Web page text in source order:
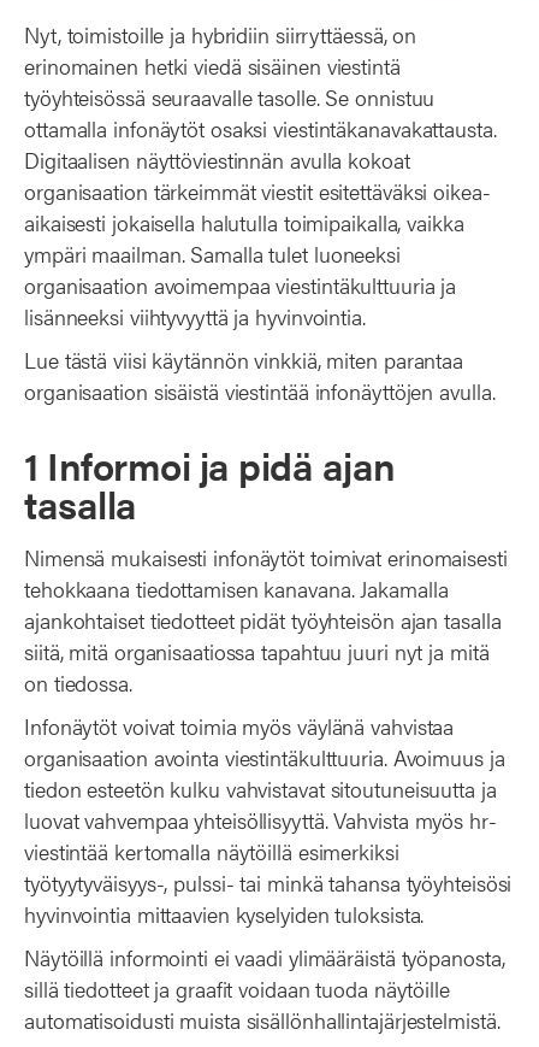
Nyt, toimistoille ja hybridiin siirryttäessä, on
erinomainen hetki viedä sisäinen viestintä
työyhteisössä seuraavalle tasolle. Se onnistuu
ottamalla infonäytöt osaksi viestintäkanavakattausta.
Digitaalisen näyttöviestinnän avulla kokoat
organisaation tärkeimmät viestit esitettäväksi oikea-
aikaisesti jokaisella halutulla toimipaikalla, vaikka
ympäri maailman. Samalla tulet luoneeksi
organisaation avoimempaa viestintäkulttuuria ja
lisänneeksi viihtyvyyttä ja hyvinvointia.
Lue tästä viisi käytännön vinkkiä, miten parantaa
organisaation sisäistä viestintää infonäyttöjen avulla.
1 Informoi ja pidä ajan
tasalla
Nimensä mukaisesti infonäytöt toimivat erinomaisesti
tehokkaana tiedottamisen kanavana. Jakamalla
ajankohtaiset tiedotteet pidät työyhteisön ajan tasalla
siitä, mitä organisaatiossa tapahtuu juuri nyt ja mitä
on tiedossa.
Infonäytöt voivat toimia myös väylänä vahvistaa
organisaation avointa viestintäkulttuuria. Avoimuus ja
tiedon esteetön kulku vahvistavat sitoutuneisuutta ja
luovat vahvempaa yhteisöllisyyttä. Vahvista myös hr-
viestintää kertomalla näytöillä esimerkiksi
työtyytyväisyys-, pulssi- tai minkä tahansa työyhteisösi
hyvinvointia mittaavien kyselyiden tuloksista.
Näytöillä informointi ei vaadi ylimääräistä työpanosta,
sillä tiedotteet ja graafit voidaan tuoda näytöille
automatisoidusti muista sisällönhallintajärjestelmistä.